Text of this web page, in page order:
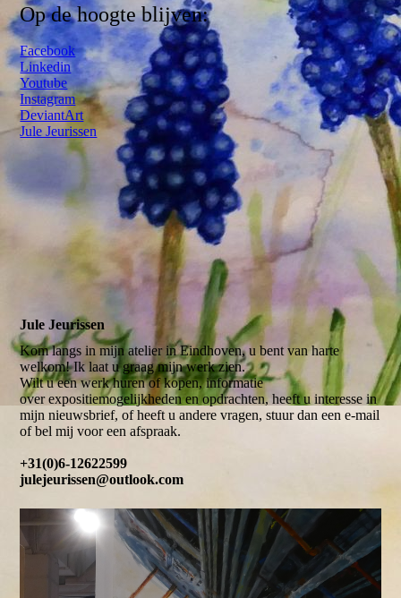
Op de hoogte blijven:
Facebook
Linkedin
Youtube
Instagram
DeviantArt
Jule Jeurissen
Jule Jeurissen
Kom langs in mijn atelier in Eindhoven, u bent van harte
welkom! Ik laat u graag mijn werk zien.
Wilt u een werk huren of kopen, informatie
over expositiemogelijkheden en opdrachten, heeft u interesse in
mijn nieuwsbrief, of heeft u andere vragen, stuur dan een e-mail
of bel mij voor een afspraak.
+31(0)6-12622599
julejeurissen@outlook.com